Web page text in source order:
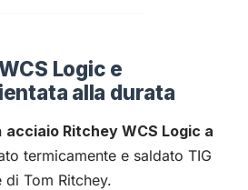
Logic e
alla durata
acciaio Ritchey WCS Logic a
termicamente e saldato TIG
Tom Ritchey.